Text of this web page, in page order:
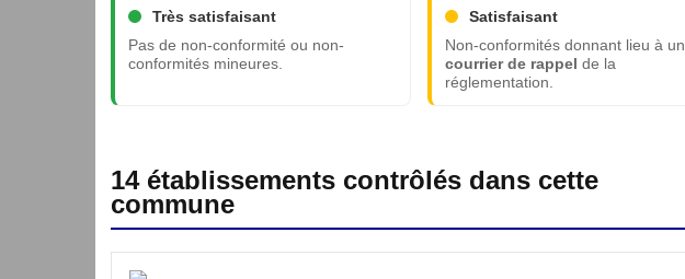
Très satisfaisant
Pas de non-conformité ou non-
conformités mineures.
Satisfaisant
Non-conformités donnant lieu à un
courrier de rappel de la
réglementation.
14 établissements contrôlés dans cette
commune